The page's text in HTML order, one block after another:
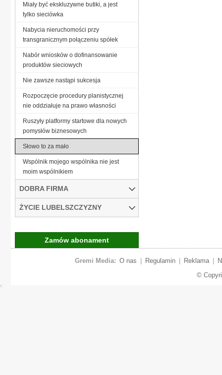
Miały być ekskluzywne butiki, a jest
tylko sieciówka
Nabycia nieruchomości przy
transgranicznym połączeniu spółek
Nabór wniosków o dofinansowanie
produktów sieciowych
Nie zawsze nastąpi sukcesja
Rozpoczęcie procedury planistycznej
nie oddziałuje na prawo własności
Ruszyły platformy startowe dla nowych
pomysłów biznesowych
Słowo to za mało
Wspólnik mojego wspólnika nie jest
moim wspólnikiem
DOBRA FIRMA
ŻYCIE LUBELSZCZYZNY
Zamów abonament
Gremi Media: O nas Regulamin Reklama
©